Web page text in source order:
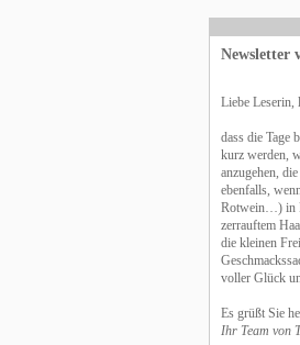
Newsletter
Liebe Leserin,
dass die Tage
kurz werden,
anzugehen,
ebenfalls,
Rotwein…) in
zerrauftem
die kleinen
voller Glück
Es grüßt Sie
Ihr Team von